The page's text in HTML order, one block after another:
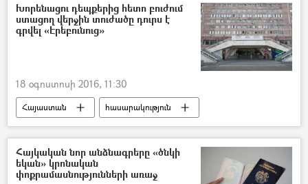
Խորենացու դեպքերից հետո բուժում
ստացող վերջին տուժածը դուրս է
գրվել «Էրեբունուց»
18 օգոստոսի 2016, 11:30
Հայաստան հասարակություն
Հայկական նոր անձնագրերը «ծնկի
եկան» կրոնական
փոքրամասնությունների առաջ